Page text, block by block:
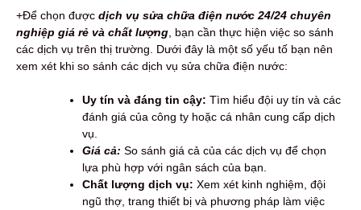
+Để chọn được dịch vụ sửa chữa điện nước 24/24 chuyên
nghiệp giá rẻ và chất lượng , bạn cần thực hiện việc so sánh
các dịch vụ trên thị trường. Dưới đây là một số yếu tố bạn nên
xem xét khi so sánh các dịch vụ sửa chữa điện nước:
Uy tín và đáng tin cậy: Tìm hiểu đội uy tín và các
đánh giá của công ty hoặc cá nhân cung cấp dịch
vụ.
Giá cả: So sánh giá cả của các dịch vụ để chọn
lựa phù hợp với ngân sách của bạn.
Chất lượng dịch vụ: Xem xét kinh nghiệm, đội
ngũ thợ, trang thiết bị và phương pháp làm việc